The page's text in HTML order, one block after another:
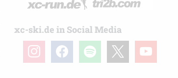
xc-ski.de in Social Media
instagramfacebookspotify youtube